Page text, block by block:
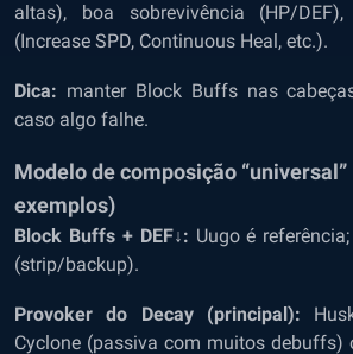
altas), boa sobrevivência (HP/
(Increase SPD, Continuous Heal, etc.).
Dica: manter Block Buffs nas
caso algo falhe.
Modelo de composição
exemplos)
Block Buffs + DEF↓: Uugo é
(strip/backup).
Provoker do Decay (principal):
Cyclone (passiva com muitos debuffs)